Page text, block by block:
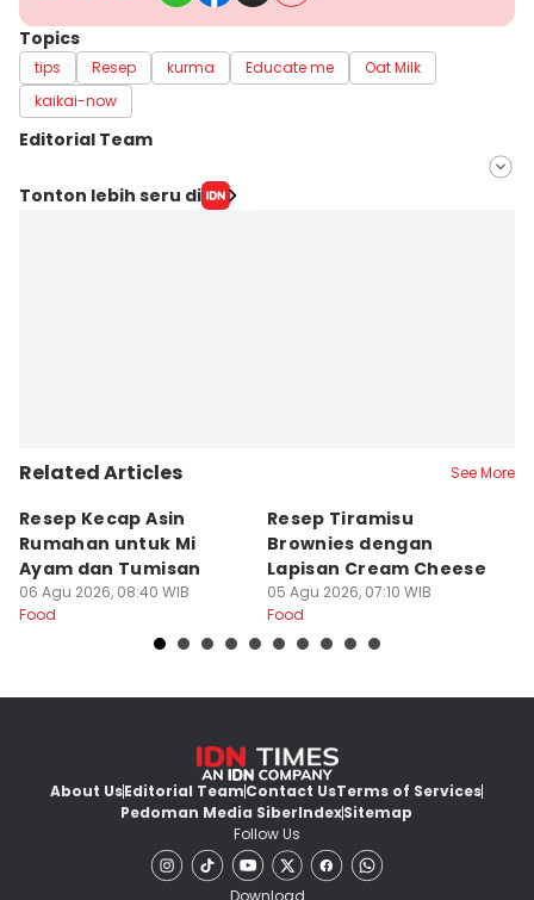
Topics
tips Resep kurma Educate me
Oat Milk
kaikai-now
Editorial Team
Editor
Tonton lebih seru di
Related Articles See More
Resep Kecap Asin
Rumahan untuk Mi
Ayam dan Tumisan
06 Agu 2026, 08:40 WIB
Food
Resep Tiramisu
Brownies dengan
Lapisan Cream Cheese
05 Agu 2026, 07:10 WIB
Food
About UsEditorial TeamContact UsTerms of Services
Pedoman Media SiberIndexSitemap
Follow Us
Download